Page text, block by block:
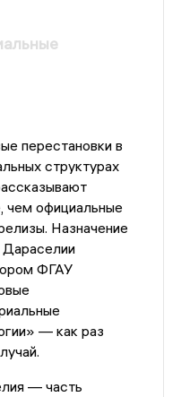
перестановки в
структурах
чем официальные
Назначение
ФГАУ
— как раз
— часть